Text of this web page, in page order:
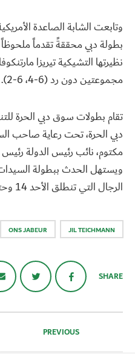
وتابعت الشابة الصاعدة
بطولة دبي محققةً تقدماً ملحوظاً
مجموعتين دون رد (6-4، 6-2).
تقام بطولات سوق دبي الحرة
دبي الحرة، تحت رعاية صاحب
مكتوم، نائب رئيس الدولة
الرجال التي تنطلق الأحد 14 وحتى 20 مارس.
JIL TEICHMANN
ONS JABEUR
SHARE
تصفّح
PREVIOUS